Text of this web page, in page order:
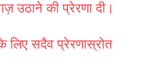
उठाने की प्रेरणा दी।
लिए सदैव प्रेरणास्रोत